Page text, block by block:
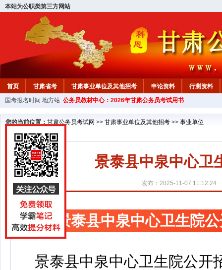
本站为公职类第三方网站
首页 甘肃省考 甘肃事业单位及其他招考 申论资料
行测资料
国考报名时间 地方站: 公务员教材中心：2026年甘肃公务员考试用书
您的当前位置： 甘肃公务员考试网 >> 甘肃事业单位及其他招考 >> 事业单位
景泰县中泉中心卫
发布：2025-11-07 11:12:24
景泰县中泉中心卫生院
景泰县中泉中心卫生院公开